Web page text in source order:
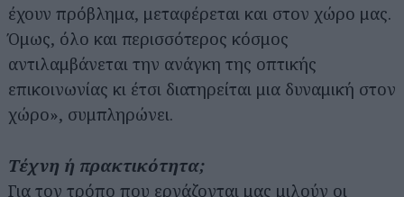
έχουν πρόβλημα, μεταφέρεται και στον χώρο μας.
Όμως, όλο και περισσότερος κόσμος
αντιλαμβάνεται την ανάγκη της οπτικής
επικοινωνίας κι έτσι διατηρείται μια δυναμική στον
χώρο», συμπληρώνει.
Τέχνη ή πρακτικότητα;
Για τον τρόπο που εργάζονται μας μιλούν οι